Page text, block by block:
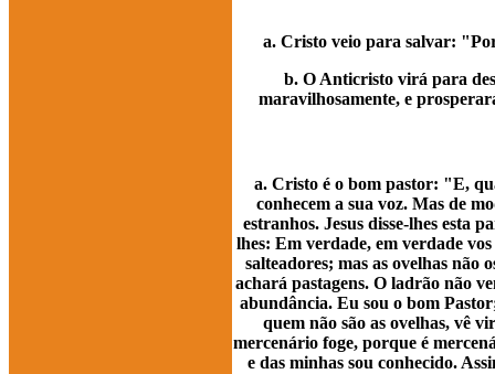
a. Cristo veio para salvar:
b. O Anticristo virá para
maravilhosamente, e
a. Cristo é o bom pastor: "E,
conhecem a sua voz. Mas de
estranhos. Jesus disse-lhes esta
lhes: Em verdade, em verdade
salteadores; mas as ovelhas não
achará pastagens. O ladrão não
abundância. Eu sou o bom
quem não são as ovelhas, vê
mercenário foge, porque é
e das minhas sou conhecido.